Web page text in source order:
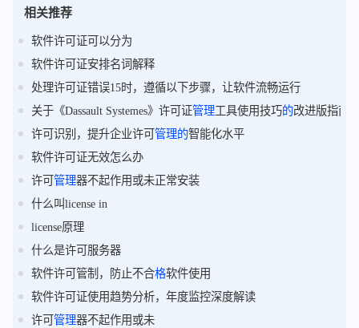
相关推荐
软件许可证可以分为
软件许可证安排名词解释
处理许可证错误15时，遵循以下步骤，让软件流畅运行
关于《Dassault Systemes》许可证管理工具使用技巧的改进版指南
许可识别，提升企业许可 管理的智能化水平
软件许可证无效怎么办
许可 管理器不起作用或未正常安装
什么叫license in
license原理
什么是许可服务器
软件许可管制，防止不合格软件使用
软件许可证使用趋势分析，年度监控深度解读
许可 管理器不起作用或未